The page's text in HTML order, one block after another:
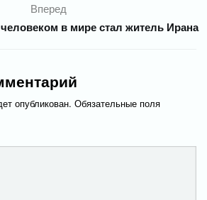
Вперед
в мире стал житель Ирана
опубликован. Обязательные поля